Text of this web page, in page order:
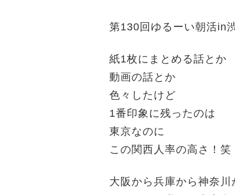
第130回ゆるーい朝活in
紙1枚にまとめる話とか
動画の話とか
色々したけど
1番印象に残ったのは
東京なのに
この関西人率の高さ！笑
大阪から兵庫から神奈川